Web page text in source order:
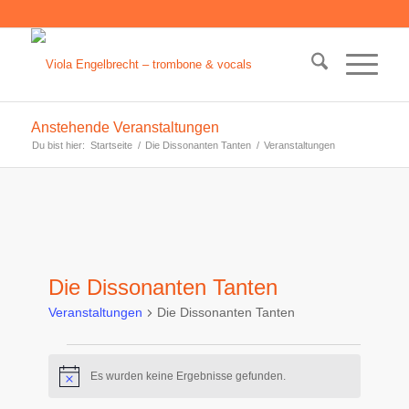
Anstehende Veranstaltungen
Du bist hier: Startseite / Die Dissonanten Tanten / Veranstaltungen
Die Dissonanten Tanten
Veranstaltungen Die Dissonanten Tanten
HinweisEs wurden keine Ergebnisse gefunden.